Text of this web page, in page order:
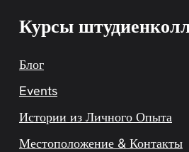
Курсы
Блог
Events
Истории из Личного Опыта
Местоположение & Контакты